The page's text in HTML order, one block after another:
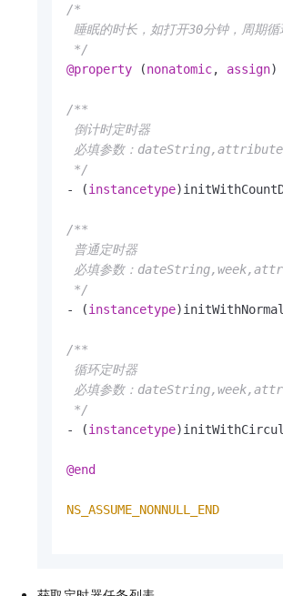
/*
睡眠的时长，如打开30分钟，周
*/
@property (nonatomic, assign)
/**
倒计时定时器
必填参数：
*/
- (instancetype
/**
普通定时器
必填参数：
*/
- (instancetype
/**
循环定时器
必填参数：
*/
- (instancetype
@end
NS_ASSUME_NONNULL_END